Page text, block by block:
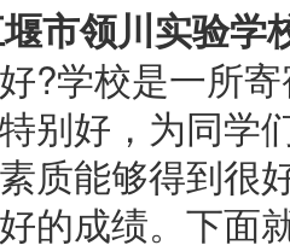
市领川实验学
?学校是一所
别好，为同学
质能够得到很
的成绩。下面